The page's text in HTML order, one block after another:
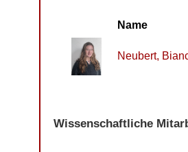
Name
Neubert,
Wissenschaftliche